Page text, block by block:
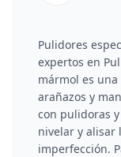
Pulidores
expertos en
mármol es
arañazos y
con pulidoras
nivelar y alisar
imperfección.